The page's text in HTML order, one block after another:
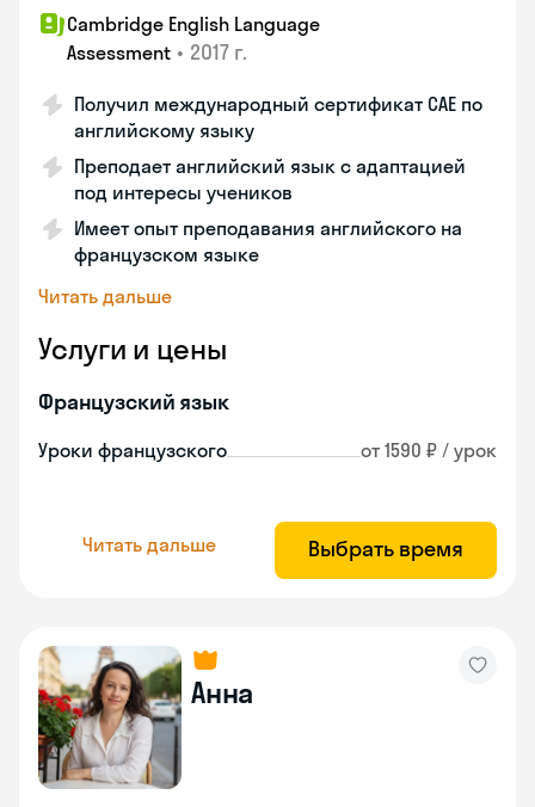
Cambridge English Language
Assessment • 2017 г.
Получил международный сертификат CAE по
английскому языку
Преподает английский язык с адаптацией
под интересы учеников
Имеет опыт преподавания английского на
французском языке
Читать дальше
Услуги и цены
Французский язык
Уроки французского от 1590 ₽ / урок
Читать дальше Выбрать время
Анна